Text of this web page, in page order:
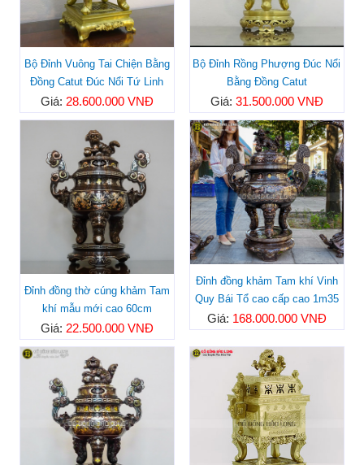
Bộ Đỉnh Vuông Tai Chiện Bằng
Đồng Catut Đúc Nổi Tứ Linh
Giá: 28.600.000 VNĐ
Bộ Đỉnh Rồng Phượng Đúc Nổi
Bằng Đồng Catut
Giá: 31.500.000 VNĐ
Đỉnh đồng thờ cúng khảm Tam
khí mẫu mới cao 60cm
Giá: 22.500.000 VNĐ
Đỉnh đồng khảm Tam khí Vinh
Quy Bái Tổ cao cấp cao 1m35
Giá: 168.000.000 VNĐ